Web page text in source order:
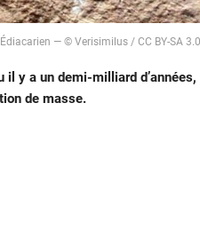
— © Verisimilus / CC BY-SA 3.0
il y a un demi-milliard d’années,
de masse.